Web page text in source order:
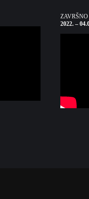
ZAVRŠNO
2022. –